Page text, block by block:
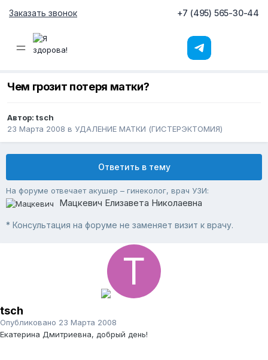
Заказать звонок +7 (495) 565-30-44
Чем грозит потеря матки?
Автор: tsch
23 Марта 2008 в УДАЛЕНИЕ МАТКИ (ГИСТЕРЭКТОМИЯ)
Ответить в тему
На форуме отвечает акушер – гинеколог, врач УЗИ:
Мацкевич Елизавета Николаевна
* Консультация на форуме не заменяет визит к врачу.
tsch
Опубликовано 23 Марта 2008
Екатерина Дмитриевна, добрый день!